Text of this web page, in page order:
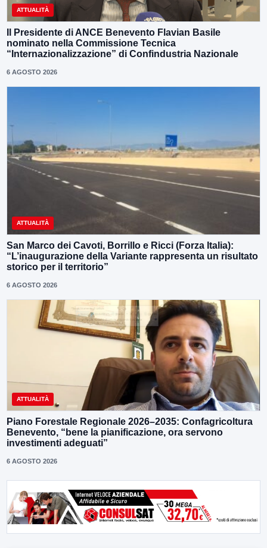
ATTUALITÀ
Il Presidente di ANCE Benevento Flavian Basile
nominato nella Commissione Tecnica
“Internazionalizzazione” di Confindustria Nazionale
6 AGOSTO 2026
ATTUALITÀ
San Marco dei Cavoti, Borrillo e Ricci (Forza Italia):
“L’inaugurazione della Variante rappresenta un risultato
storico per il territorio”
6 AGOSTO 2026
ATTUALITÀ
Piano Forestale Regionale 2026–2035: Confagricoltura
Benevento, “bene la pianificazione, ora servono
investimenti adeguati”
6 AGOSTO 2026